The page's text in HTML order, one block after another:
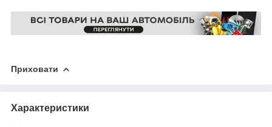
Приховати
Характеристики